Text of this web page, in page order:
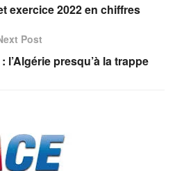
exercice 2022 en chiffres
Post
l’Algérie presqu’à la trappe